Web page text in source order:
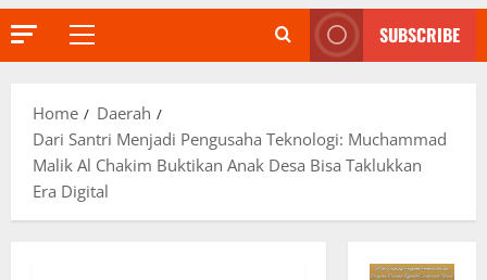
Primary
SUBSCRIBE
Home
Daerah
Dari Santri Menjadi Pengusaha Teknologi: Muchammad
Malik Al Chakim Buktikan Anak Desa Bisa Taklukkan
Era Digital